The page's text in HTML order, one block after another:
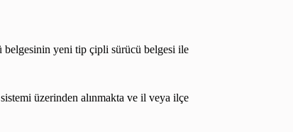
belgesinin yeni tip çipli sürücü belgesi ile
üzerinden alınmakta ve il veya ilçe